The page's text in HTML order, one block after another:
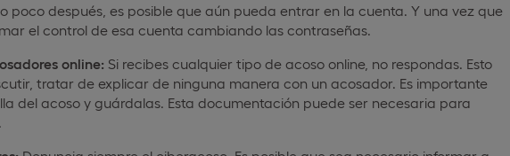
poco después, es posible que aún pueda entrar en la cuenta. Y una vez que
el control de esa cuenta cambiando las contraseñas.
online: Si recibes cualquier tipo de acoso online, no respondas. Esto
tratar de explicar de ninguna manera con un acosador. Es importante
del acoso y guárdalas. Esta documentación puede ser necesaria para